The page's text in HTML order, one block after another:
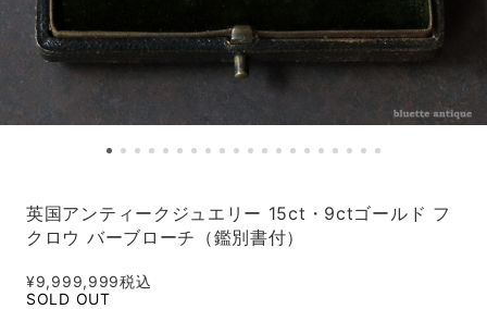
英国アンティークジュエリー 15ct・9ctゴールド フ
クロウ バーブローチ（鑑別書付）
¥9,999,999税込
SOLD OUT